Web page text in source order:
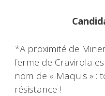
*A proximité de
ferme de Cravirola
nom de « Maquis » :
résistance !